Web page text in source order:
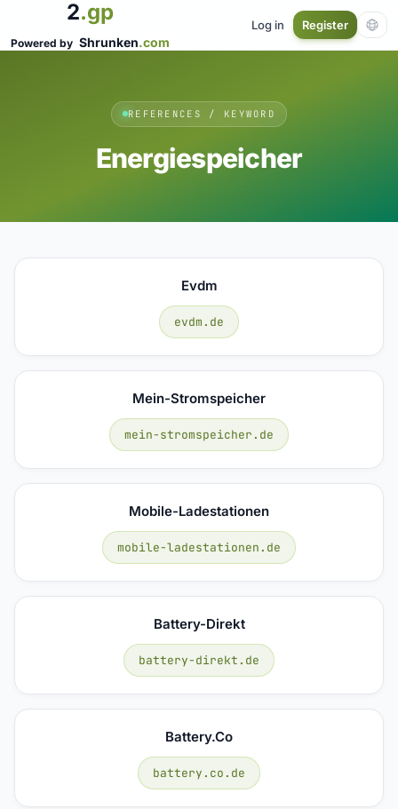
2.gp
Powered by Shrunken.com
Log in Register
REFERENCES / KEYWORD
Energiespeicher
Evdm
evdm.de
Mein-Stromspeicher
mein-stromspeicher.de
Mobile-Ladestationen
mobile-ladestationen.de
Battery-Direkt
battery-direkt.de
Battery.co
battery.co.de